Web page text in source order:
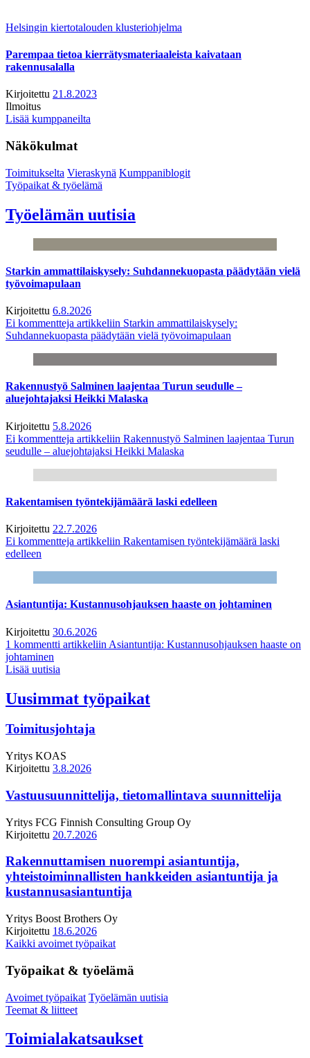
Helsingin kiertotalouden klusteriohjelma
Parempaa tietoa kierrätysmateriaaleista kaivataan
rakennusalalla
Kirjoitettu 21.8.2023
Ilmoitus
Lisää kumppaneilta
Näkökulmat
Toimitukselta Vieraskynä Kumppaniblogit
Työpaikat & työelämä
Työelämän uutisia
Starkin ammattilaiskysely: Suhdannekuopasta päädytään vielä
työvoimapulaan
Kirjoitettu 6.8.2026
Ei kommentteja artikkeliin Starkin ammattilaiskysely:
Suhdannekuopasta päädytään vielä työvoimapulaan
Rakennustyö Salminen laajentaa Turun seudulle –
aluejohtajaksi Heikki Malaska
Kirjoitettu 5.8.2026
Ei kommentteja artikkeliin Rakennustyö Salminen laajentaa Turun
seudulle – aluejohtajaksi Heikki Malaska
Rakentamisen työntekijämäärä laski edelleen
Kirjoitettu 22.7.2026
Ei kommentteja artikkeliin Rakentamisen työntekijämäärä laski
edelleen
Asiantuntija: Kustannusohjauksen haaste on johtaminen
Kirjoitettu 30.6.2026
1 kommentti artikkeliin Asiantuntija: Kustannusohjauksen haaste on
johtaminen
Lisää uutisia
Uusimmat työpaikat
Toimitusjohtaja
Yritys KOAS
Kirjoitettu 3.8.2026
Vastuusuunnittelija, tietomallintava suunnittelija
Yritys FCG Finnish Consulting Group Oy
Kirjoitettu 20.7.2026
Rakennuttamisen nuorempi asiantuntija,
yhteistoiminnallisten hankkeiden asiantuntija ja
kustannusasiantuntija
Yritys Boost Brothers Oy
Kirjoitettu 18.6.2026
Kaikki avoimet työpaikat
Työpaikat & työelämä
Avoimet työpaikat Työelämän uutisia
Teemat & liitteet
Toimialakatsaukset